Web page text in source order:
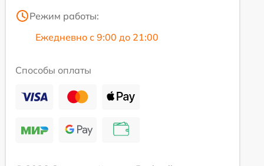
Режим работы:
Ежедневно с 9:00 до 21:00
Способы оплаты